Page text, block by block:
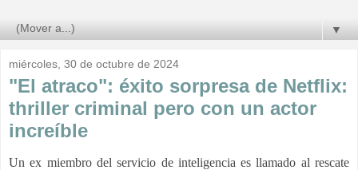
▼
miércoles, 30 de octubre de 2024
"El atraco": éxito sorpresa de Netflix:
thriller criminal pero con un actor
increíble
Un ex miembro del servicio de inteligencia es llamado al rescate